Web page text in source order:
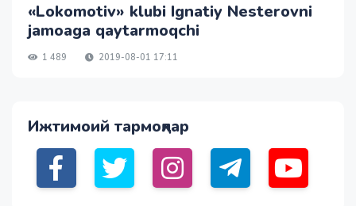
«Lokomotiv» klubi Ignatiy Nesterovni
jamoaga qaytarmoqchi
1 489 2019-08-01 17:11
Ижтимоий тармоқлар